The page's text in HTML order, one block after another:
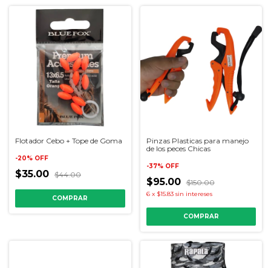
Flotador Cebo + Tope de Goma
-20% OFF
$35.00 $44.00
Pinzas Plasticas para manejo
de los peces Chicas
-37% OFF
$95.00 $150.00
6 x $15.83 sin intereses
COMPRAR